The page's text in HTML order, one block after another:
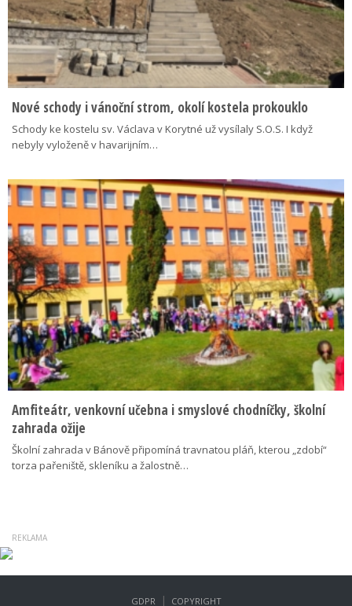
Nové schody i vánoční strom, okolí kostela prokouklo
Schody ke kostelu sv. Václava v Korytné už vysílaly S.O.S. I když
nebyly vyloženě v havarijním…
Amfiteátr, venkovní učebna i smyslové chodníčky, školní
zahrada ožije
Školní zahrada v Bánově připomíná travnatou pláň, kterou „zdobí“
torza pařeniště, skleníku a žalostně…
GDPR | COPYRIGHT